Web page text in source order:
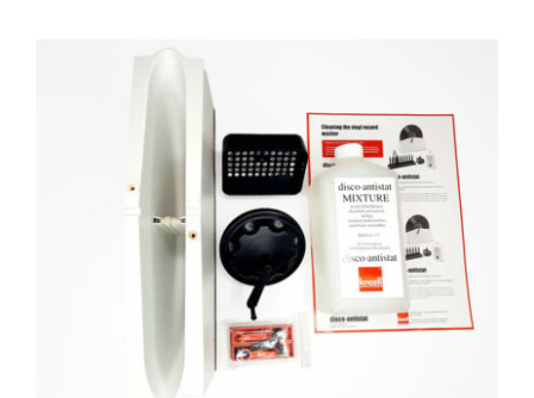
Schallplatten-Waschgerät KNOSTI
DISCO ANTISTAT GENERATION II